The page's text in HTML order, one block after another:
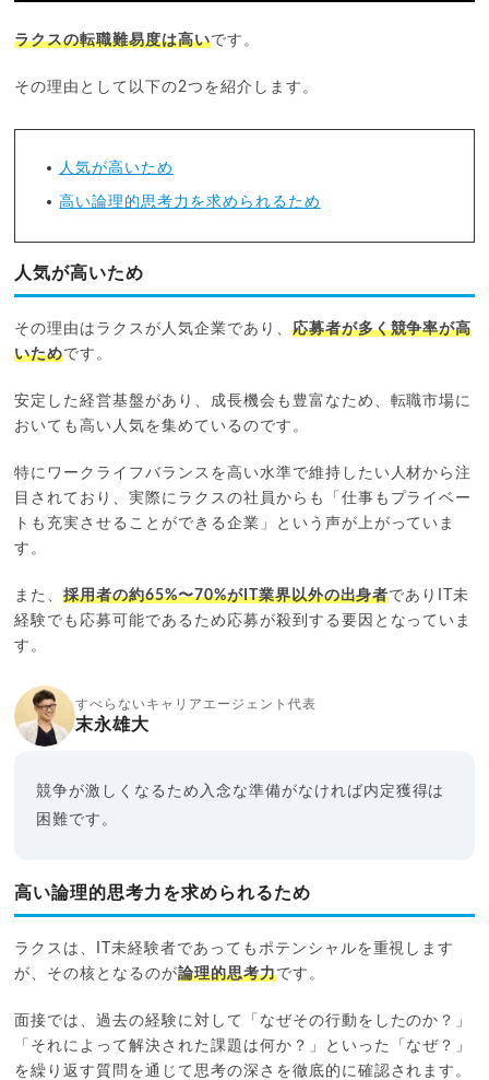
ラクスの転職難易度は高いです。
その理由として以下の2つを紹介します。
人気が高いため
高い論理的思考力を求められるため
人気が高いため
その理由はラクスが人気企業であり、 応募者が多く競争率が高
いためです。
安定した経営基盤があり、成長機会も豊富なため、転職市場に
おいても高い人気を集めているのです。
特にワークライフバランスを高い水準で維持したい人材から注
目されており、実際にラクスの社員からも「仕事もプライベー
トも充実させることができる企業」という声が上がっていま
す。
また、採用者の約65%〜70%がIT業界以外の出身者でありIT未
経験でも応募可能であるため応募が殺到する要因となっていま
す。
すべらないキャリアエージェント代表
末永雄大
競争が激しくなるため入念な準備がなければ内定獲得は
困難です。
高い論理的思考力を求められるため
ラクスは、IT未経験者であってもポテンシャルを重視します
が、その核となるのが論理的思考力です。
面接では、過去の経験に対して「なぜその行動をしたのか？」
「それによって解決された課題は何か？」といった「なぜ？」
を繰り返す質問を通じて思考の深さを徹底的に確認されます。